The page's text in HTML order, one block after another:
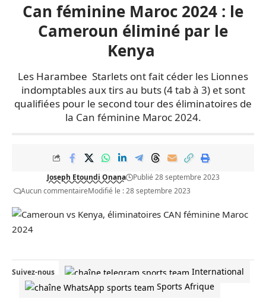
Can féminine Maroc 2024 : le
Cameroun éliminé par le
Kenya
Les Harambee Starlets ont fait céder les Lionnes
indomptables aux tirs au buts (4 tab à 3) et sont
qualifiées pour le second tour des éliminatoires de
la Can féminine Maroc 2024.
Joseph Etoundi Onana
Publié 28 septembre 2023
Aucun commentaireModifié le : 28 septembre 2023
Suivez-nous
International
Sports Afrique